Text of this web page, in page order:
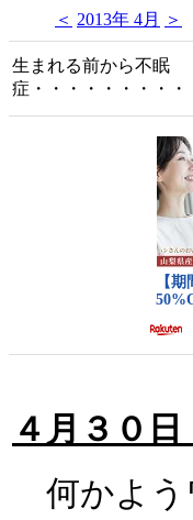
＜ 2013年 4月 ＞
生まれる前から不眠
症・・・・・・・・・
４月３０
何かよう